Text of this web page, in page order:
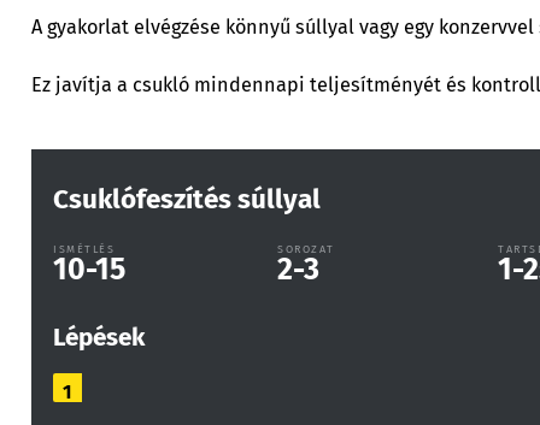
A gyakorlat elvégzése könnyű súllyal vagy egy
Ez javítja a csukló mindennapi teljesítményét és
Csuklófeszítés súllyal
ISMÉTLÉS
10-15
SOROZAT
2-3 1-2
Lépések
1